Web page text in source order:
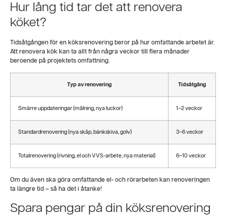
Hur lång tid tar det att renovera
köket?
Tidsåtgången för en köksrenovering beror på hur omfattande arbetet är.
Att renovera kök kan ta allt från några veckor till flera månader
beroende på projektets omfattning.
Typ av renovering Tidsåtgång
Smärre uppdateringar (målning, nya luckor) 1–2 veckor
Standardrenovering (nya skåp, bänkskiva, golv) 3–6 veckor
Totalrenovering (rivning, el och VVS-arbete, nya material) 6–10 veckor
Om du även ska göra omfattande el- och rörarbeten kan renoveringen
ta längre tid – så ha det i åtanke!
Spara pengar på din köksrenovering